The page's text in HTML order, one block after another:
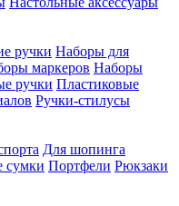
ручки Наборы для
маркеров Наборы
ручки Пластиковые
Ручки-стилусы
Для шопинга
сумки Портфели Рюкзаки